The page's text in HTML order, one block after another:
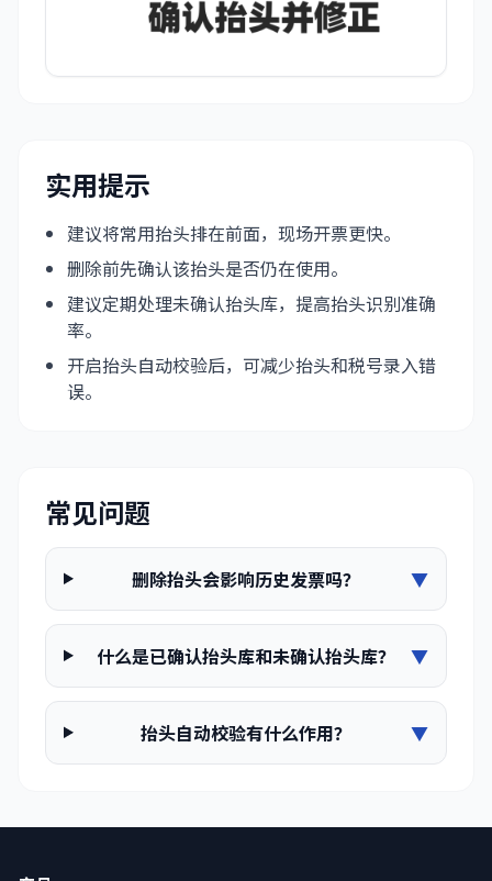
实用提示
建议将常用抬头排在前面，现场开票更快。
删除前先确认该抬头是否仍在使用。
建议定期处理未确认抬头库，提高抬头识别准确
率。
开启抬头自动校验后，可减少抬头和税号录入错
误。
常见问题
删除抬头会影响历史发票吗？ ▼
什么是已确认抬头库和未确认抬头库？ ▼
抬头自动校验有什么作用？ ▼